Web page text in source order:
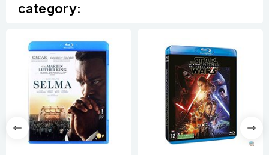
category: